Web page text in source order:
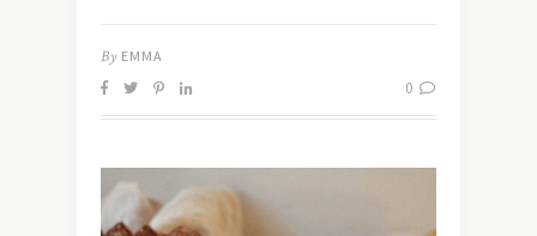
By EMMA
0